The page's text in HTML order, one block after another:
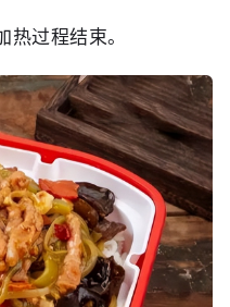
过程结束。